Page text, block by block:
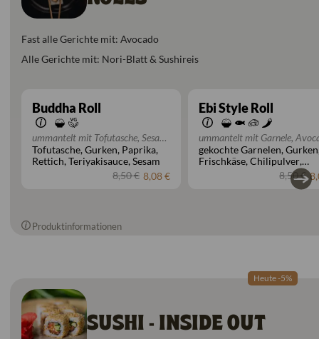
Fast alle Gerichte mit: Avocado
Alle Gerichte mit: Nori-Blatt & Sushireis
Buddha Roll
ummantelt mit Tofutasche, Sesam
& Teriyakisauce
Tofutasche Gurken Paprika
Rettich Teriyakisauce Sesam
8,50 € 8,08 €
Ebi Style Roll
ummantelt mit Garnele,
Minze, Koriander &
gekochte Garnelen Gurken
Frischkäse Chilipulver
8,50 €
Produktinformationen
Heute -5%
SUSHI - INSIDE OUT